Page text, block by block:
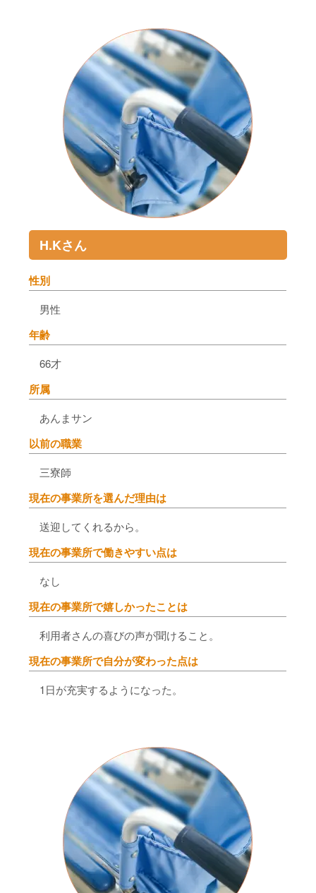
H.Kさん
性別
男性
年齢
66才
所属
あんまサン
以前の職業
三寮師
現在の事業所を選んだ理由は
送迎してくれるから。
現在の事業所で働きやすい点は
なし
現在の事業所で嬉しかったことは
利用者さんの喜びの声が聞けること。
現在の事業所で自分が変わった点は
1日が充実するようになった。